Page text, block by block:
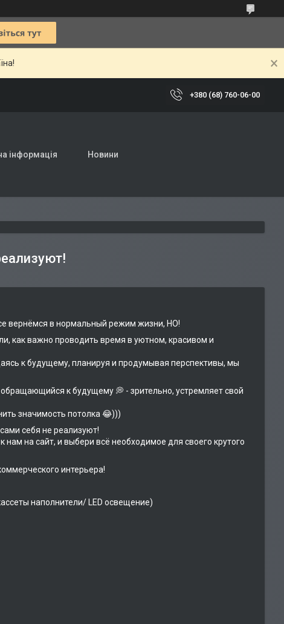
+380 (68) 760-06-00
інформація Новини
вернёмся в нормальный режим жизни, НО!
как важно проводить время в уютном, красивом и
к будущему, планируя и продумывая перспективы, мы
к будущему 💭 - зрительно, устремляет свой
значимость потолка 😂)))
себя не реализуют!
на сайт, и выбери всё необходимое для своего крутого
интерьера!
наполнители/ LED освещение)